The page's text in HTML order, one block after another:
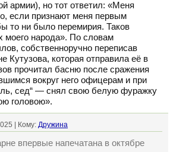
армии), но тот ответил: «Меня
если признают меня первым
то ни было перемирия. Таков
моего народа». По словам
собственноручно переписав
Кутузова, которая отправила её в
прочитал басню после сражения
вокруг него офицерам и при
сед“ — снял свою белую фуражку
головою».
| Кому: Дружина
впервые напечатана в октябре